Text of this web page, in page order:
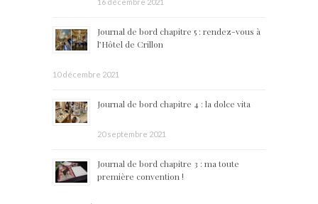
16 décembre 2021
Journal de bord chapitre 5 : rendez-vous à
l’Hôtel de Crillon
10 décembre 2021
Journal de bord chapitre 4 : la dolce vita
20 septembre 2021
Journal de bord chapitre 3 : ma toute
première convention !